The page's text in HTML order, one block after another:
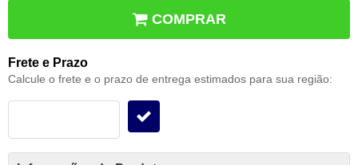
COMPRAR
Frete e Prazo
Calcule o frete e o prazo de entrega estimados para sua região: